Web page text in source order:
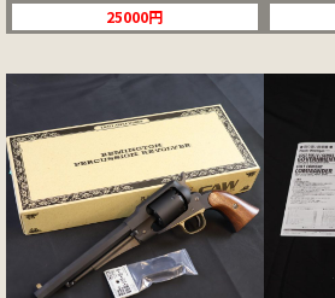
25000円